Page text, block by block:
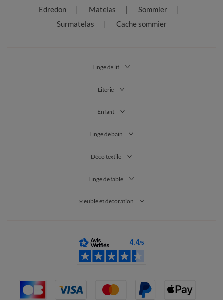
Edredon
Matelas
Sommier
Surmatelas
Cache sommier
Linge de lit
Literie
Enfant
Linge de bain
Déco textile
Linge de table
Meuble et décoration